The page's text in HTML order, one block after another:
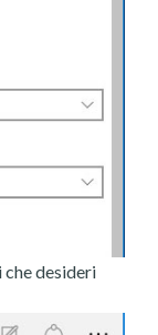
che desideri